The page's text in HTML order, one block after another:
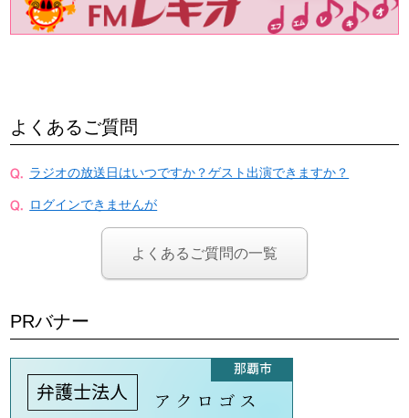
よくあるご質問
ラジオの放送日はいつですか？ゲスト出演できますか？
ログインできませんが
よくあるご質問の一覧
PRバナー